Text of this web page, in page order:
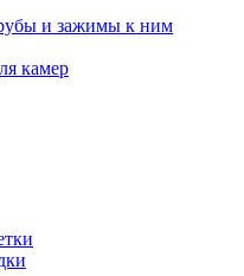
и зажимы к ним
камер